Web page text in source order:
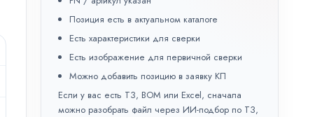
Позиция есть в актуальном каталоге
Есть характеристики для сверки
Есть изображение для первичной сверки
Можно добавить позицию в заявку КП
Если у вас есть ТЗ, BOM или Excel, сначала
можно разобрать файл через ИИ-подбор по ТЗ,